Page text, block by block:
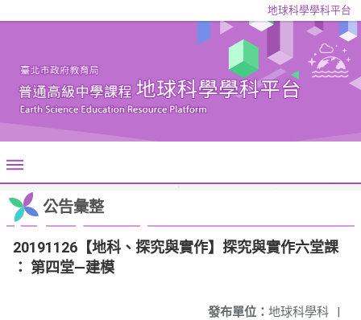
地球科學學科平台
公告彙整
20191126【地科、探究與實作】探究與實作六堂課
： 第四堂―建模
發布單位： 地球科學科 |